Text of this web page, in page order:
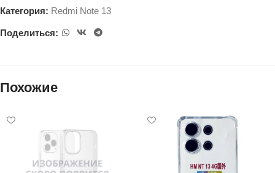
Категория: Redmi Note 13
Поделиться:
Похожие